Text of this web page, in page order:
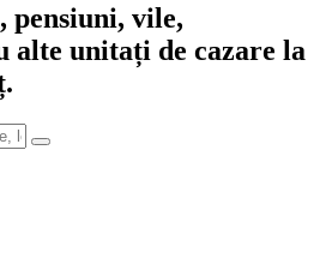
pensiuni, vile,
alte unitați de cazare la